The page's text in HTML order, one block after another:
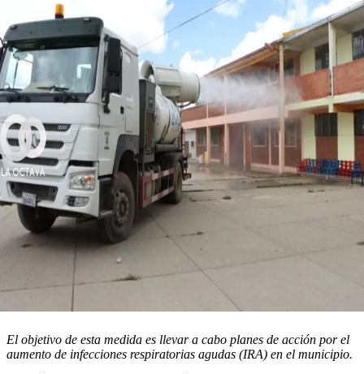
El objetivo de esta medida es llevar a cabo planes de acción por el
aumento de infecciones respiratorias agudas (IRA) en el municipio.